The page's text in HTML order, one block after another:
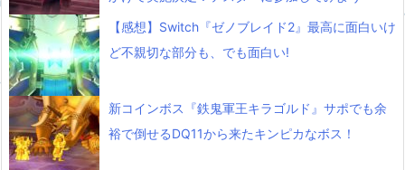
【感想】Switch『ゼノブレイド2』最高に面白いけ
ど不親切な部分も、でも面白い!
新コインボス『鉄鬼軍王キラゴルド』サポでも余
裕で倒せるDQ11から来たキンピカなボス！